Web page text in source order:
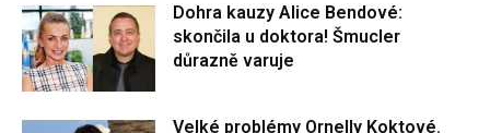
Dohra kauzy Alice Bendové:
skončila u doktora! Šmucler
důrazně varuje
Velké problémy Ornelly Koktové.